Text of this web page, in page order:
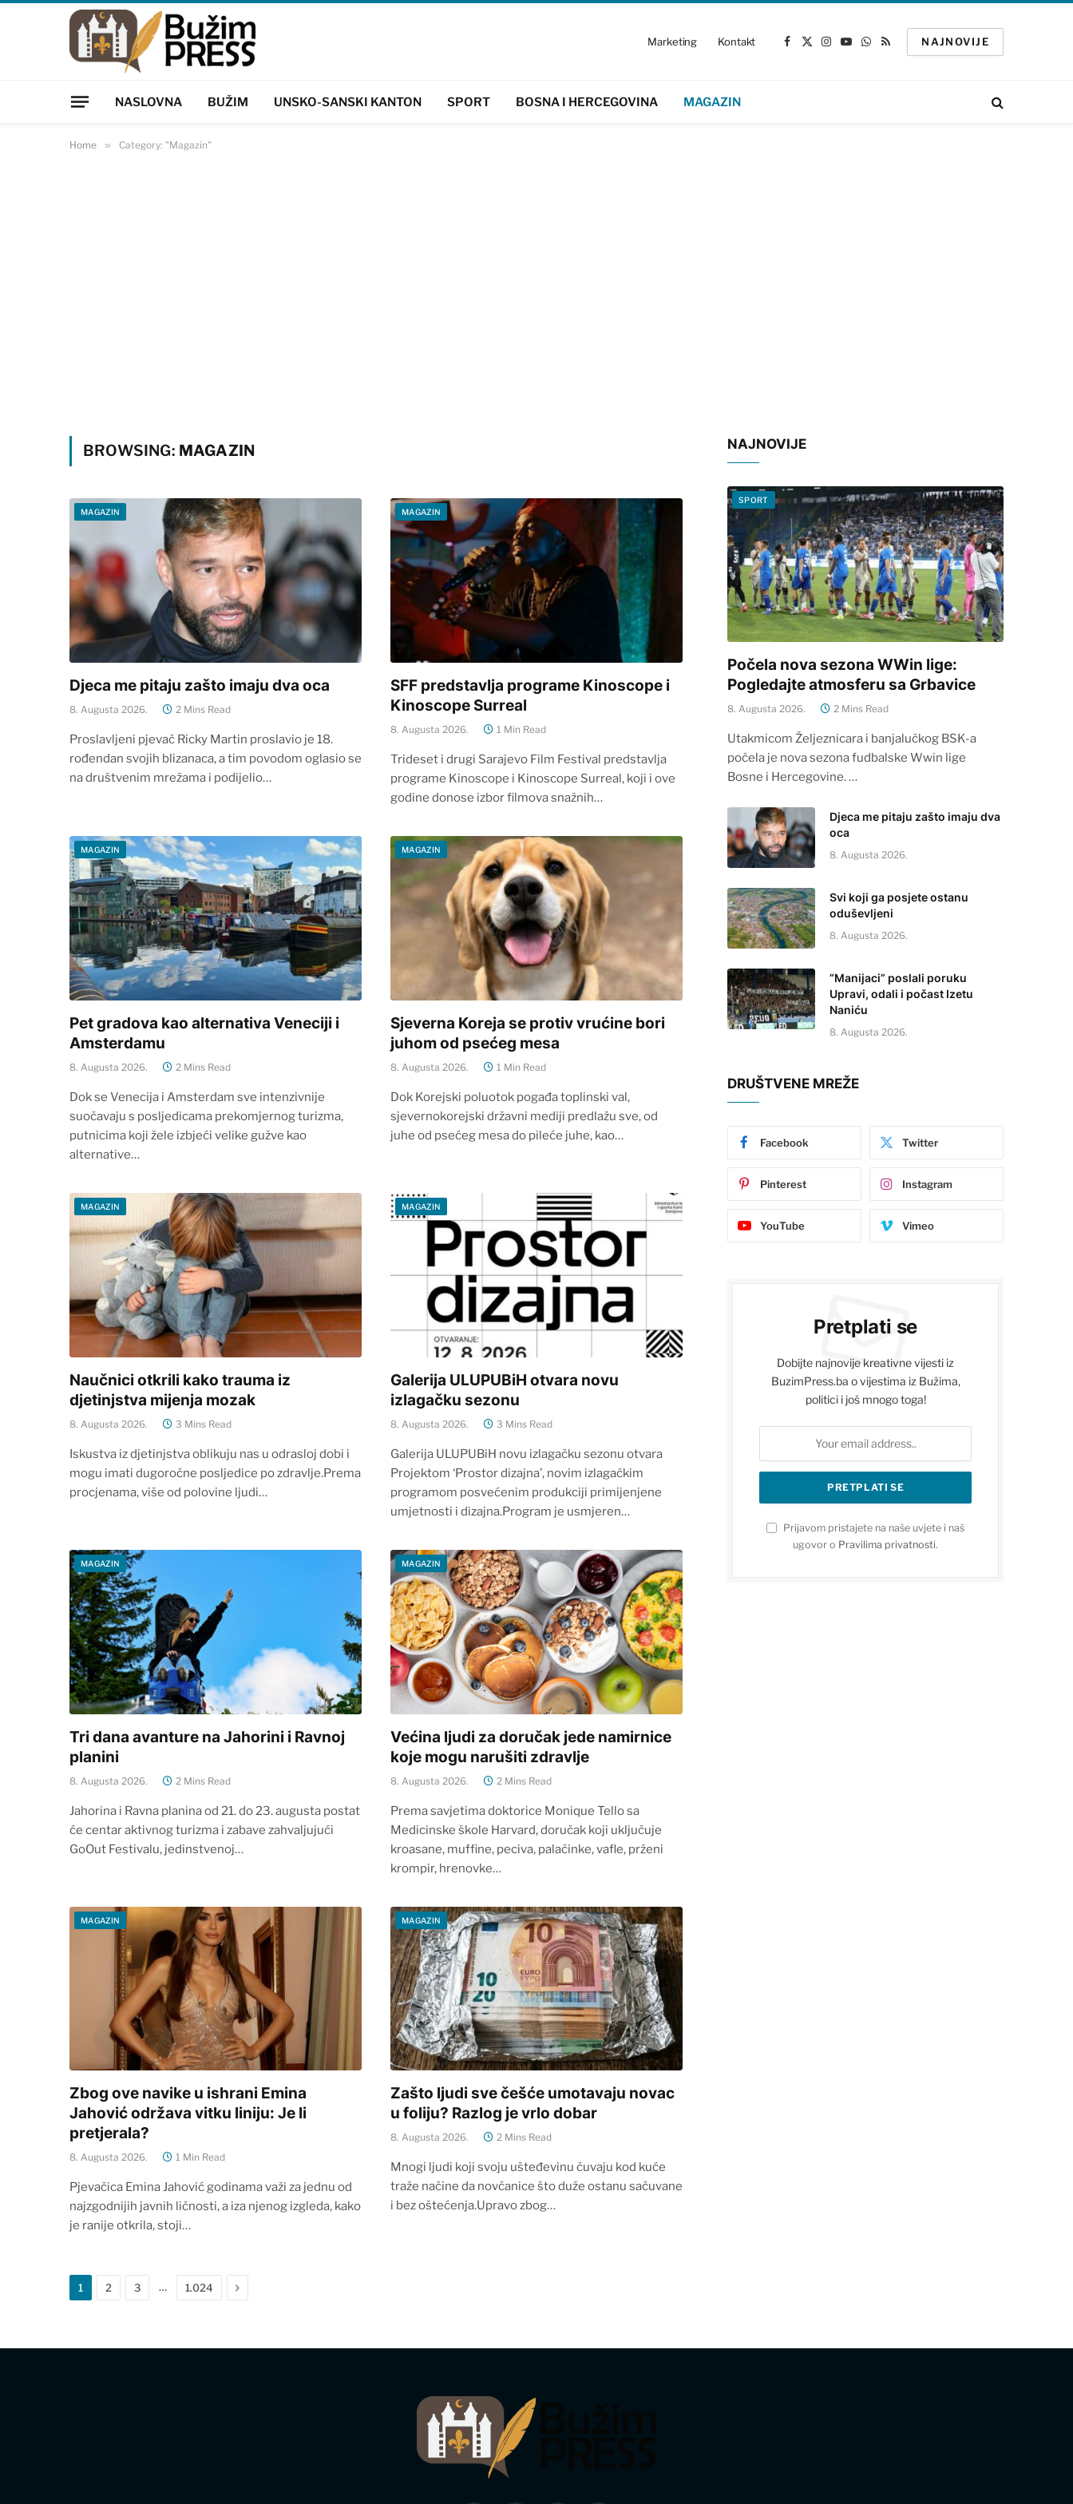
Marketing Kontakt
Facebook
X
Instagram
YouTube
WhatsApp
RSS
NAJNOVIJE
NASLOVNA BUŽIM UNSKO-SANSKI KANTON SPORT BOSNA I HERCEGOVINA MAGAZIN
Home » Category: "Magazin"
BROWSING: MAGAZIN
MAGAZIN
Djeca me pitaju zašto imaju dva oca
8. Augusta 2026. 2 Mins Read
Proslavljeni pjevač Ricky Martin proslavio je 18.
rođendan svojih blizanaca, a tim povodom oglasio se
na društvenim mrežama i podijelio…
MAGAZIN
SFF predstavlja programe Kinoscope i
Kinoscope Surreal
8. Augusta 2026. 1 Min Read
Trideset i drugi Sarajevo Film Festival predstavlja
programe Kinoscope i Kinoscope Surreal, koji i ove
godine donose izbor filmova snažnih…
MAGAZIN
Pet gradova kao alternativa Veneciji i
Amsterdamu
8. Augusta 2026. 2 Mins Read
Dok se Venecija i Amsterdam sve intenzivnije
suočavaju s posljedicama prekomjernog turizma,
putnicima koji žele izbjeći velike gužve kao
alternative…
MAGAZIN
Sjeverna Koreja se protiv vrućine bori
juhom od psećeg mesa
8. Augusta 2026. 1 Min Read
Dok Korejski poluotok pogađa toplinski val,
sjevernokorejski državni mediji predlažu sve, od
juhe od psećeg mesa do pileće juhe, kao…
MAGAZIN
Naučnici otkrili kako trauma iz
djetinjstva mijenja mozak
8. Augusta 2026. 3 Mins Read
Iskustva iz djetinjstva oblikuju nas u odrasloj dobi i
mogu imati dugoročne posljedice po zdravlje.Prema
procjenama, više od polovine ljudi…
MAGAZIN
Galerija ULUPUBiH otvara novu
izlagačku sezonu
8. Augusta 2026. 3 Mins Read
Galerija ULUPUBiH novu izlagačku sezonu otvara
Projektom ‘Prostor dizajna’, novim izlagačkim
programom posvećenim produkciji primijenjene
umjetnosti i dizajna.Program je usmjeren…
MAGAZIN
Tri dana avanture na Jahorini i Ravnoj
planini
8. Augusta 2026. 2 Mins Read
Jahorina i Ravna planina od 21. do 23. augusta postat
će centar aktivnog turizma i zabave zahvaljujući
GoOut Festivalu, jedinstvenoj…
MAGAZIN
Većina ljudi za doručak jede namirnice
koje mogu narušiti zdravlje
8. Augusta 2026. 2 Mins Read
Prema savjetima doktorice Monique Tello sa
Medicinske škole Harvard, doručak koji uključuje
kroasane, muffine, peciva, palačinke, vafle, prženi
krompir, hrenovke…
MAGAZIN
Zbog ove navike u ishrani Emina
Jahović održava vitku liniju: Je li
pretjerala?
8. Augusta 2026. 1 Min Read
Pjevačica Emina Jahović godinama važi za jednu od
najzgodnijih javnih ličnosti, a iza njenog izgleda, kako
je ranije otkrila, stoji…
MAGAZIN
Zašto ljudi sve češće umotavaju novac
u foliju? Razlog je vrlo dobar
8. Augusta 2026. 2 Mins Read
Mnogi ljudi koji svoju ušteđevinu čuvaju kod kuće
traže načine da novčanice što duže ostanu sačuvane
i bez oštećenja.Upravo zbog…
1 2 3 … 1.024 Next
NAJNOVIJE
SPORT
Počela nova sezona WWin lige:
Pogledajte atmosferu sa Grbavice
8. Augusta 2026. 2 Mins Read
Utakmicom Željeznicara i banjalučkog BSK-a
počela je nova sezona fudbalske Wwin lige
Bosne i Hercegovine. …
Djeca me pitaju zašto imaju dva
oca
8. Augusta 2026.
Svi koji ga posjete ostanu
oduševljeni
8. Augusta 2026.
“Manijaci” poslali poruku
Upravi, odali i počast Izetu
Naniću
8. Augusta 2026.
DRUŠTVENE MREŽE
Facebook Twitter
Pinterest Instagram
YouTube Vimeo
Pretplati se
Dobijte najnovije kreativne vijesti iz
BuzimPress.ba o vijestima iz Bužima,
politici i još mnogo toga!
Prijavom pristajete na naše uvjete i naš
ugovor o Pravilima privatnosti.